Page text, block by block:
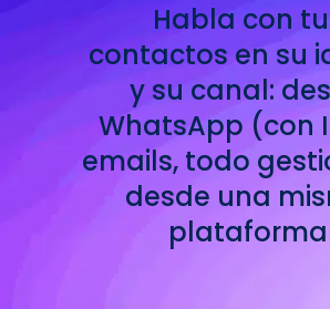
Habla con
contactos en su
y su canal:
WhatsApp (con
emails, todo
desde una
plataforma